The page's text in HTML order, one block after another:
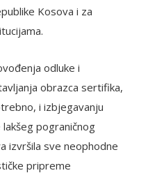
Kosova i za
odluke i
obrazca sertifika,
i izbjegavanju
pograničnog
izvršila sve neophodne
pripreme